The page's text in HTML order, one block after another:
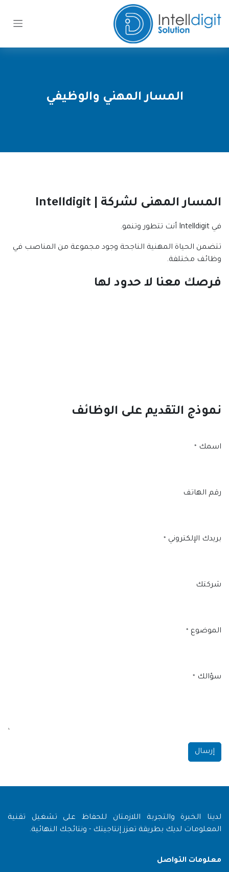
تخطي للذهاب إلى المحتوى
المسار المهني والوظيفي
المسار المهنى لشركة | Intelldigit
في Intelldigit أنت تتطور وتنمو.
تتضمن الحياة المهنية الناجحة وجود مجموعة من المناصب في
وظائف مختلفة.
فرصك معنا لا حدود لها
نموذج التقديم على الوظائف
اسمك *
رقم الهاتف
بريدك الإلكتروني *
شركتك
الموضوع *
سؤالك *
إرسال
لدينا الخبرة والتجربة اللازمتان للحفاظ على تشغيل تقنية
المعلومات لديك بطريقة تعزز إنتاجيتك - ونتائجك النهائية.
معلومات التواصل